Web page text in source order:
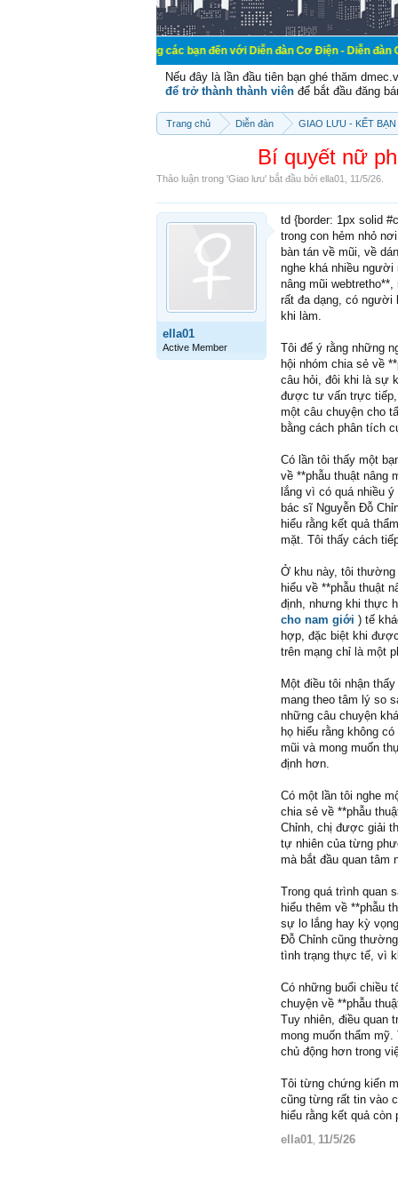
Chào mừng các bạn đến với Diễn đàn Cơ Điện - Diễn đàn Cơ điện
Nếu đây là lần đầu tiên bạn ghé thăm
để trở thành thành viên để bắt đầu đăng
Trang chủ Diễn đàn GIAO LƯU - KẾT
Bí quyết nữ
Thảo luận trong 'Giao lưu' bắt đầu bởi ella01 11/5/26
ella01
Active Member
td {border: 1px solid
trong con hẻm nhỏ
bàn tán về mũi, về
nghe khá nhiều người
nâng mũi
rất đa dạng, có người
khi làm.
Tôi để ý rằng những
hội nhóm chia sẻ về
câu hỏi, đôi khi là sự
được tư vấn trực tiếp,
một câu chuyện cho
bằng cách phân tích
Có lần tôi thấy một
về **phẫu thuật nâng
lắng vì có quá nhiều
bác sĩ Nguyễn Đỗ
hiểu rằng kết quả
mặt. Tôi thấy cách
Ở khu này, tôi
hiểu về **phẫu thuật
định, nhưng khi thực
cho nam giới ) tế
hợp, đặc biệt khi
trên mạng chỉ là một
Một điều tôi nhận
mang theo tâm lý so
những câu chuyện
họ hiểu rằng không
mũi và mong muốn
định hơn.
Có một lần tôi nghe
chia sẻ về **phẫu
Chỉnh, chị được giải
tự nhiên của từng
mà bắt đầu quan tâm
Trong quá trình quan
hiểu thêm về **phẫu
sự lo lắng hay kỳ
Đỗ Chỉnh cũng
tình trạng thực tế, vì
Có những buổi chiều
chuyện về **phẫu
Tuy nhiên, điều quan
mong muốn thẩm
chủ động hơn trong
Tôi từng chứng kiến
cũng từng rất tin vào
hiểu rằng kết quả
ella01 11/5/26